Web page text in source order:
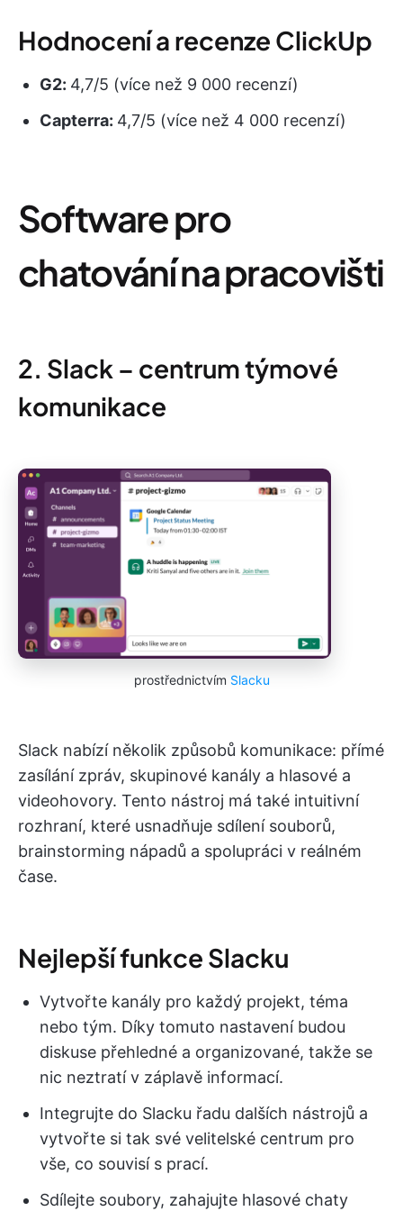
Hodnocení a recenze ClickUp
G2: 4,7/5 (více než 9 000 recenzí)
Capterra: 4,7/5 (více než 4 000 recenzí)
Software pro
chatování na pracovišti
2. Slack – centrum týmové
komunikace
prostřednictvím Slacku
Slack nabízí několik způsobů komunikace: přímé
zasílání zpráv, skupinové kanály a hlasové a
videohovory. Tento nástroj má také intuitivní
rozhraní, které usnadňuje sdílení souborů,
brainstorming nápadů a spolupráci v reálném
čase.
Nejlepší funkce Slacku
Vytvořte kanály pro každý projekt, téma
nebo tým. Díky tomuto nastavení budou
diskuse přehledné a organizované, takže se
nic neztratí v záplavě informací.
Integrujte do Slacku řadu dalších nástrojů a
vytvořte si tak své velitelské centrum pro
vše, co souvisí s prací.
Sdílejte soubory, zahajujte hlasové chaty